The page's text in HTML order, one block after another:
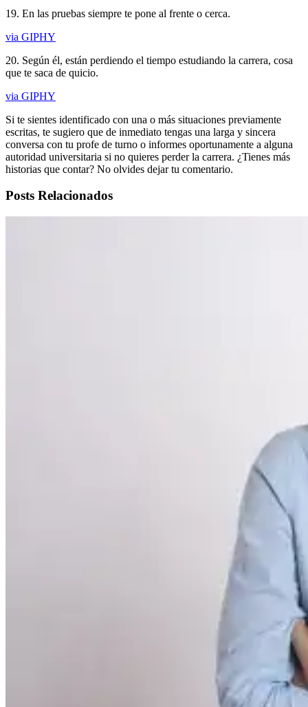
19. En las pruebas siempre te pone al frente o cerca.
via GIPHY
20. Según él, están perdiendo el tiempo estudiando la carrera, cosa
que te saca de quicio.
via GIPHY
Si te sientes identificado con una o más situaciones previamente
escritas, te sugiero que de inmediato tengas una larga y sincera
conversa con tu profe de turno o informes oportunamente a alguna
autoridad universitaria si no quieres perder la carrera. ¿Tienes más
historias que contar? No olvides dejar tu comentario.
Posts Relacionados